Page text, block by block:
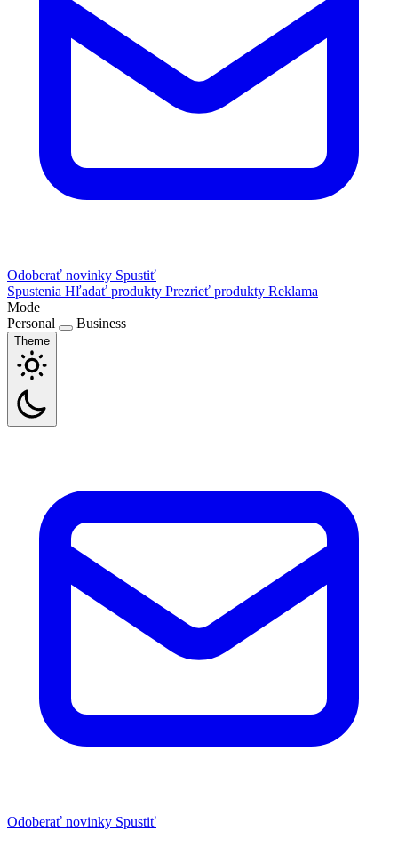
Odoberať novinky Spustiť
Spustenia Hľadať produkty Prezrieť produkty Reklama
Mode
Personal
Business
Theme
Odoberať novinky Spustiť